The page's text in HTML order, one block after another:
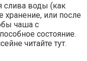
слива воды (как
хранение, или после
чаша с
состояние.
читайте тут.